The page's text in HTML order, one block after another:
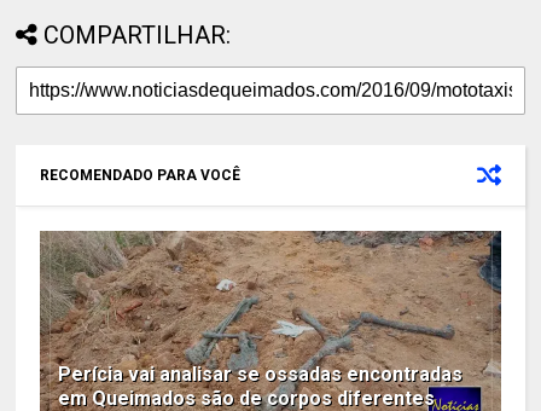
COMPARTILHAR:
RECOMENDADO PARA VOCÊ
Perícia vai analisar se ossadas encontradas
em Queimados são de corpos diferentes